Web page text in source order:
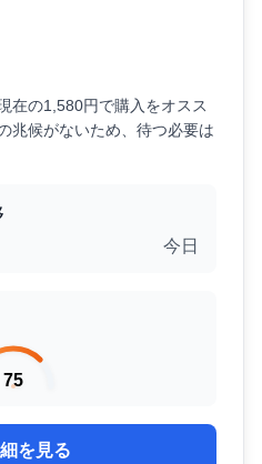
在の1,580円で購入をオスス
兆候がないため、待つ必要は
今日
75
を見る